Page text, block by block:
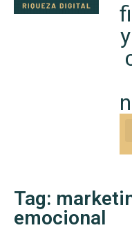
Tag:
emocional